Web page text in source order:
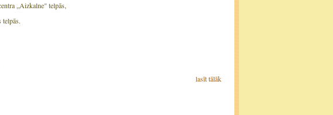
„Aizkalne" telpās,
telpās.
lasīt tālāk